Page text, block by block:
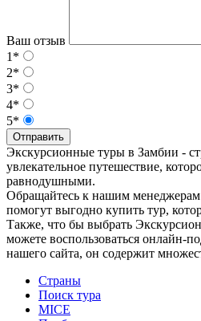
Ваш отзыв
1*
2*
3*
4*
5*
Отправить
Экскурсионные туры в Замбии -
увлекательное путешествие,
равнодушными.
Обращайтесь к нашим менеджерам
помогут выгодно купить тур,
Также, что бы выбрать
можете воспользоваться онлайн-
нашего сайта, он содержит
Страны
Поиск тура
MICE